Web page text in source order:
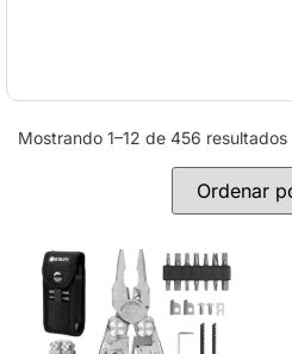
Mostrando 1–12 de 456 resultados